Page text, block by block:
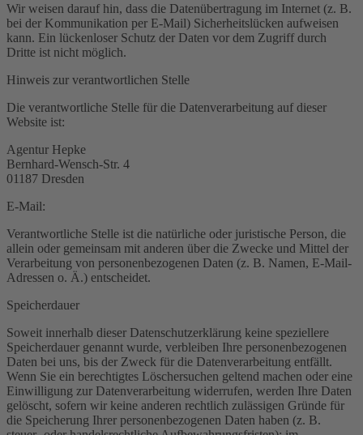
Wir weisen darauf hin, dass die Datenübertragung im Internet (z. B.
bei der Kommunikation per E-Mail) Sicherheitslücken aufweisen
kann. Ein lückenloser Schutz der Daten vor dem Zugriff durch
Dritte ist nicht möglich.
Hinweis zur verantwortlichen Stelle
Die verantwortliche Stelle für die Datenverarbeitung auf dieser
Website ist:
Agentur Hepke
Bernhard-Wensch-Str. 4
01187 Dresden
E-Mail:
Verantwortliche Stelle ist die natürliche oder juristische Person, die
allein oder gemeinsam mit anderen über die Zwecke und Mittel der
Verarbeitung von personenbezogenen Daten (z. B. Namen, E-Mail-
Adressen o. Ä.) entscheidet.
Speicherdauer
Soweit innerhalb dieser Datenschutzerklärung keine speziellere
Speicherdauer genannt wurde, verbleiben Ihre personenbezogenen
Daten bei uns, bis der Zweck für die Datenverarbeitung entfällt.
Wenn Sie ein berechtigtes Löschersuchen geltend machen oder eine
Einwilligung zur Datenverarbeitung widerrufen, werden Ihre Daten
gelöscht, sofern wir keine anderen rechtlich zulässigen Gründe für
die Speicherung Ihrer personenbezogenen Daten haben (z. B.